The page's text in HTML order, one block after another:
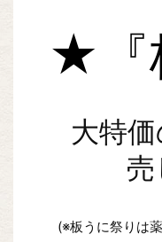
★『
大特価
売
(※板うに祭りは